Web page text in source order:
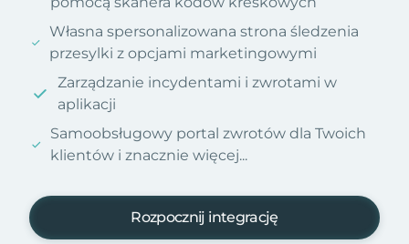
Własna spersonalizowana strona śledzenia
przesylki z opcjami marketingowymi
Zarządzanie incydentami i zwrotami w
aplikacji
Samoobsługowy portal zwrotów dla Twoich
klientów i znacznie więcej...
Rozpocznij integrację